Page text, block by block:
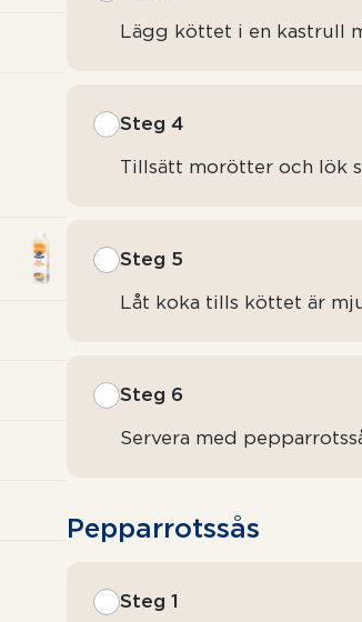
Lägg köttet i en kastrull
Steg 4
Tillsätt morötter och lök
Steg 5
Låt koka tills köttet är
Steg 6
Servera med
Pepparrotssås
Steg 1